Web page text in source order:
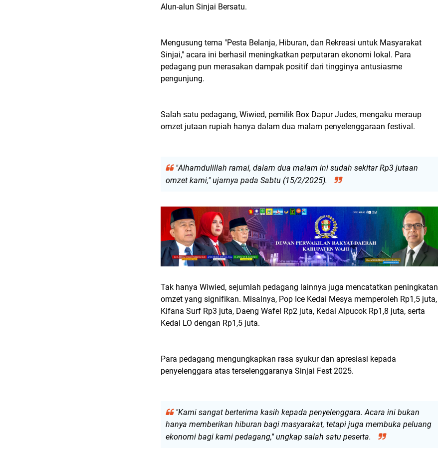
Alun-alun Sinjai Bersatu.
Mengusung tema "Pesta Belanja, Hiburan, dan Rekreasi untuk Masyarakat
Sinjai," acara ini berhasil meningkatkan perputaran ekonomi lokal. Para
pedagang pun merasakan dampak positif dari tingginya antusiasme
pengunjung.
Salah satu pedagang, Wiwied, pemilik Box Dapur Judes, mengaku meraup
omzet jutaan rupiah hanya dalam dua malam penyelenggaraan festival.
"Alhamdulillah ramai, dalam dua malam ini sudah sekitar Rp3 jutaan
omzet kami," ujarnya pada Sabtu (15/2/2025).
Tak hanya Wiwied, sejumlah pedagang lainnya juga mencatatkan peningkatan
omzet yang signifikan. Misalnya, Pop Ice Kedai Mesya memperoleh Rp1,5 juta,
Kifana Surf Rp3 juta, Daeng Wafel Rp2 juta, Kedai Alpucok Rp1,8 juta, serta
Kedai LO dengan Rp1,5 juta.
Para pedagang mengungkapkan rasa syukur dan apresiasi kepada
penyelenggara atas terselenggaranya Sinjai Fest 2025.
"Kami sangat berterima kasih kepada penyelenggara. Acara ini bukan
hanya memberikan hiburan bagi masyarakat, tetapi juga membuka peluang
ekonomi bagi kami pedagang," ungkap salah satu peserta.